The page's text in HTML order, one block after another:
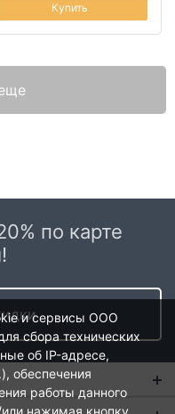
Купить
по карте
и сервисы ООО
сбора технических
об IP-адресе,
обеспечения
работы данного
или нажимая кнопку